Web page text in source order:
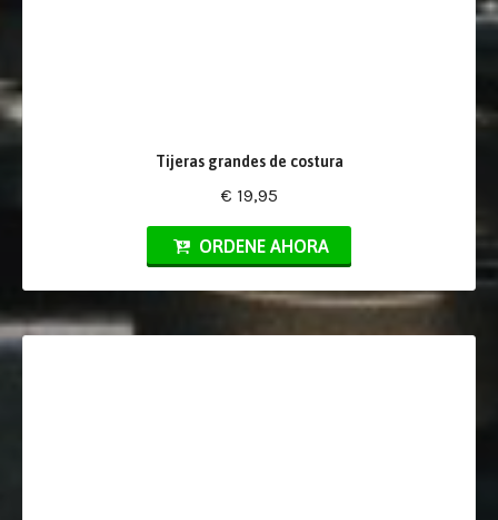
Tijeras grandes de costura
€ 19,95
ORDENE AHORA